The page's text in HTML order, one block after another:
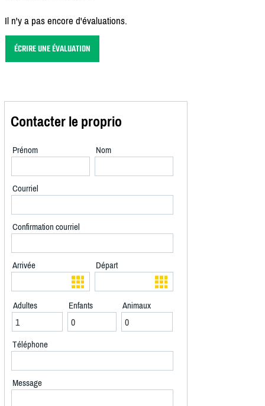
Il n'y a pas encore d'évaluations.
ÉCRIRE UNE ÉVALUATION
Contacter le proprio
Prénom Nom
Courriel
Confirmation courriel
Arrivée Départ
Adultes Enfants Animaux
Téléphone
Message